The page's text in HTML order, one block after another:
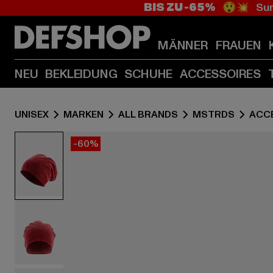
BIS ZU -65% 😲💥
MÄNNER FRAUEN
NEU BEKLEIDUNG SCHUHE ACCESSOIRES
UNISEX MARKEN ALL BRANDS MSTRDS
-60%